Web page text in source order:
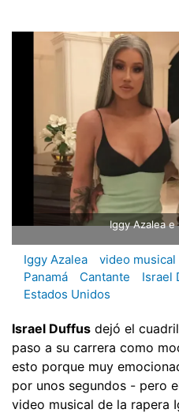
Iggy Azalea
Iggy Azalea video musical
Panamá
Cantante Israel
Estados Unidos
Israel Duffus dejó el
paso a su carrera como
esto porque muy
por unos segundos - pero
video musical de la rapera